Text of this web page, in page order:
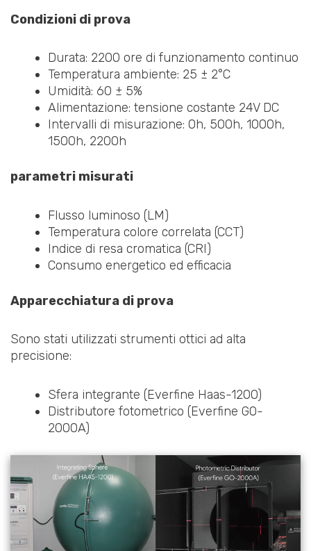
Condizioni di prova
Durata: 2200 ore di funzionamento continuo
Temperatura ambiente: 25 ± 2°C
Umidità: 60 ± 5%
Alimentazione: tensione costante 24V DC
Intervalli di misurazione: 0h, 500h, 1000h,
1500h, 2200h
parametri misurati
Flusso luminoso (LM)
Temperatura colore correlata (CCT)
Indice di resa cromatica (CRI)
Consumo energetico ed efficacia
Apparecchiatura di prova
Sono stati utilizzati strumenti ottici ad alta
precisione:
Sfera integrante (Everfine Haas-1200)
Distributore fotometrico (Everfine GO-
2000A)